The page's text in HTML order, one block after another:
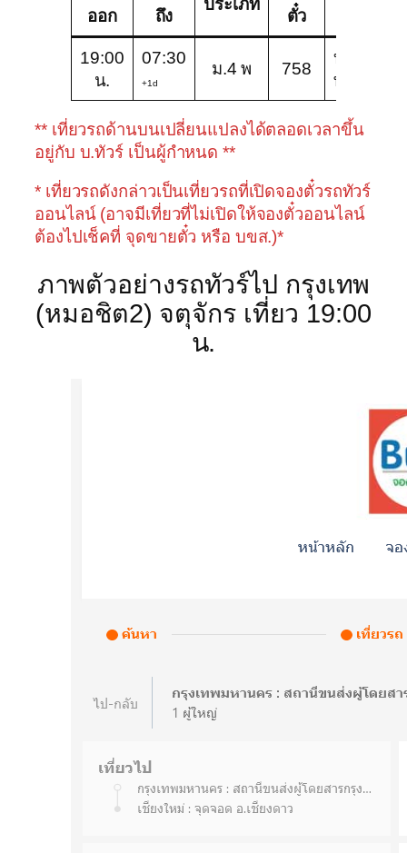
ออก
ถึง
ประเภท
ตั๋ว
19:00
น.
07:30
+1d
ม.4 พ 758
บุษราคัม
ทัวร์
** เที่ยวรถด้านบนเปลี่ยนแปลงได้ตลอดเวลาขึ้น
อยู่กับ บ.ทัวร์ เป็นผู้กำหนด **
* เที่ยวรถดังกล่าวเป็นเที่ยวรถที่เปิดจองตั๋วรถทัวร์
ออนไลน์ (อาจมีเที่ยวที่ไม่เปิดให้จองตั๋วออนไลน์
ต้องไปเช็คที่ จุดขายตั๋ว หรือ บขส.)*
ภาพตัวอย่างรถทัวร์ไป กรุงเทพ
(หมอชิต2) จตุจักร เที่ยว 19:00
น.